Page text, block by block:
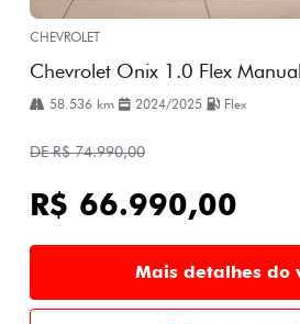
CHEVROLET
Chevrolet Onix 1.0 Flex
58.536 km 2024/2025 Flex
DE R$ 74.990,00
R$ 66.990,00
Mais detalhes do